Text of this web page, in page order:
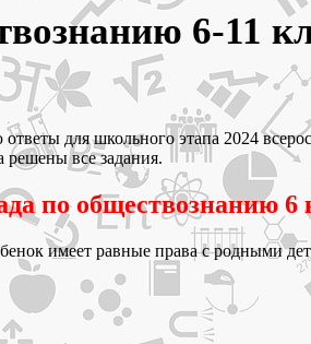
6-11
для школьного этапа 2024
решены все задания.
по обществознанию 6
имеет равные права с родными